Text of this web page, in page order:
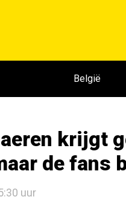
België
krijgt
de fans
uur